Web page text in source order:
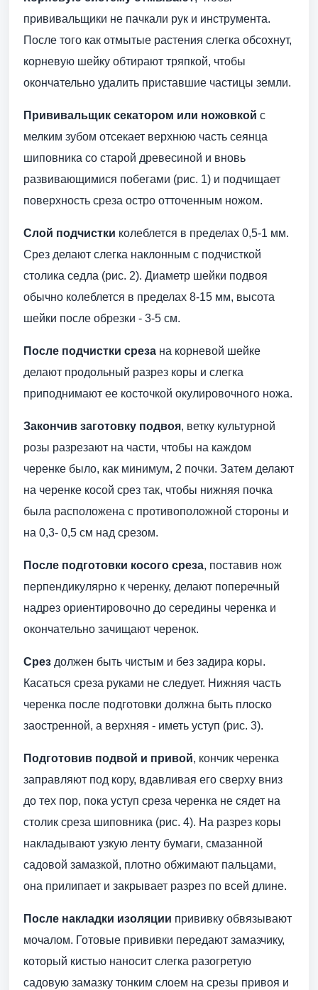
прививальщики не пачкали рук и инструмента.
После того как отмытые растения слегка обсохнут,
корневую шейку обтирают тряпкой, чтобы
окончательно удалить приставшие частицы земли.
Прививальщик секатором или ножовкой с
мелким зубом отсекает верхнюю часть сеянца
шиповника со старой древесиной и вновь
развивающимися побегами (рис. 1) и подчищает
поверхность среза остро отточенным ножом.
Слой подчистки колеблется в пределах 0,5-1 мм.
Срез делают слегка наклонным с подчисткой
столика седла (рис. 2). Диаметр шейки подвоя
обычно колеблется в пределах 8-15 мм, высота
шейки после обрезки - 3-5 см.
После подчистки среза на корневой шейке
делают продольный разрез коры и слегка
приподнимают ее косточкой окулировочного ножа.
Закончив заготовку подвоя, ветку культурной
розы разрезают на части, чтобы на каждом
черенке было, как минимум, 2 почки. Затем делают
на черенке косой срез так, чтобы нижняя почка
была расположена с противоположной стороны и
на 0,3- 0,5 см над срезом.
После подготовки косого среза, поставив нож
перпендикулярно к черенку, делают поперечный
надрез ориентировочно до середины черенка и
окончательно зачищают черенок.
Срез должен быть чистым и без задира коры.
Касаться среза руками не следует. Нижняя часть
черенка после подготовки должна быть плоско
заостренной, а верхняя - иметь уступ (рис. 3).
Подготовив подвой и привой, кончик черенка
заправляют под кору, вдавливая его сверху вниз
до тех пор, пока уступ среза черенка не сядет на
столик среза шиповника (рис. 4). На разрез коры
накладывают узкую ленту бумаги, смазанной
садовой замазкой, плотно обжимают пальцами,
она прилипает и закрывает разрез по всей длине.
После накладки изоляции прививку обвязывают
мочалом. Готовые прививки передают замазчику,
который кистью наносит слегка разогретую
садовую замазку тонким слоем на срезы привоя и